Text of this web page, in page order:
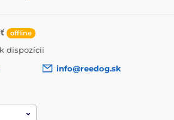
offline
dispozícii
info@reedog.sk